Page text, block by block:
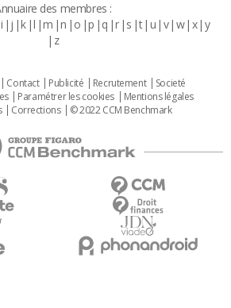
des membres :
i j k l m n o p q r s t u v w x y
z
Contact Publicité Recrutement
Societé
Paramétrer les cookies
Mentions légales
Corrections © 2022 CCM Benchmark